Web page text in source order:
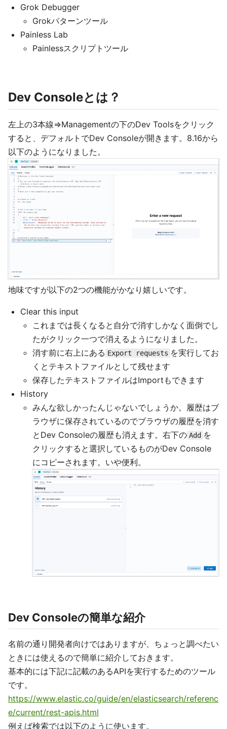
Grok Debugger
Grokパターンツール
Painless Lab
Painlessスクリプトツール
Dev Consoleとは？
左上の3本線=>Managementの下のDev Toolsをクリック
すると、デフォルトでDev Consoleが開きます。8.16から
以下のようになりました。
地味ですが以下の2つの機能がかなり嬉しいです。
Clear this input
これまでは長くなると自分で消すしかなく面倒でし
たがクリック一つで消えるようになりました。
消す前に右上にある Export requests を実行してお
くとテキストファイルとして残せます
保存したテキストファイルはImportもできます
History
みんな欲しかったんじゃないでしょうか。履歴はブ
ラウザに保存されているのでブラウザの履歴を消す
とDev Consoleの履歴も消えます。右下の Add を
クリックすると選択しているものがDev Console
にコピーされます。いや便利。
Dev Consoleの簡単な紹介
名前の通り開発者向けではありますが、ちょっと調べたい
ときには使えるので簡単に紹介しておきます。
基本的には下記に記載のあるAPIを実行するためのツール
です。
https://www.elastic.co/guide/en/elasticsearch/referenc
e/current/rest-apis.html
例えば検索では以下のように使います。